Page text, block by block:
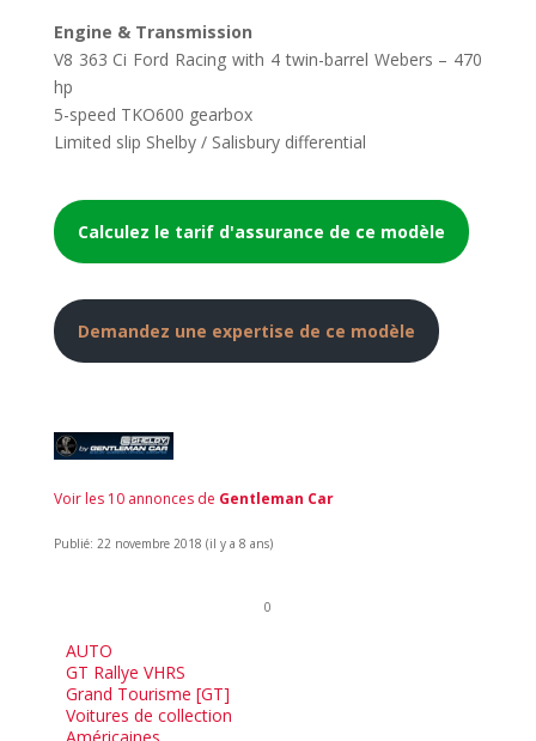
Engine & Transmission
V8 363 Ci Ford Racing with 4 twin-barrel Webers – 470
hp
5-speed TKO600 gearbox
Limited slip Shelby / Salisbury differential
Calculez le tarif d'assurance de ce modèle
Demandez une expertise de ce modèle
Voir les 10 annonces de Gentleman Car
Publié: 22 novembre 2018 (il y a 8 ans)
0
AUTO
GT Rallye VHRS
Grand Tourisme [GT]
Voitures de collection